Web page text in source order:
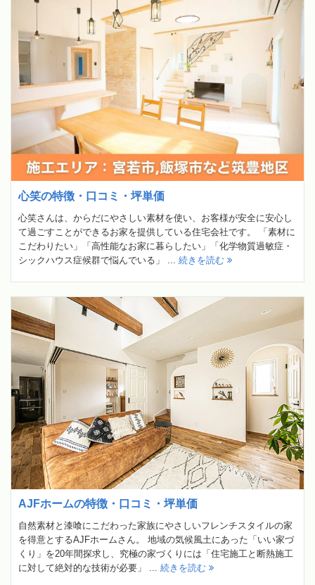
心笑の特徴・口コミ・坪単価
心笑さんは、からだにやさしい素材を使い、お客様が安全に安心し
て過ごすことができるお家を提供している住宅会社です。 「素材に
こだわりたい」「高性能なお家に暮らしたい」「化学物質過敏症・
シックハウス症候群で悩んでいる」 ... 続きを読む
AJFホームの特徴・口コミ・坪単価
自然素材と漆喰にこだわった家族にやさしいフレンチスタイルの家
を得意とするAJFホームさん。 地域の気候風土にあった「いい家づ
くり」を20年間探求し、究極の家づくりには「住宅施工と断熱施工
に対して絶対的な技術が必要」 ... 続きを読む